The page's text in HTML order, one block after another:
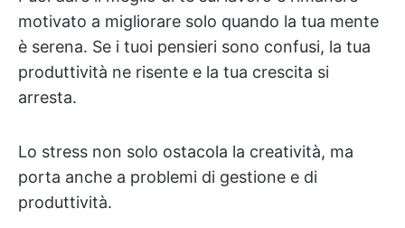
motivato a migliorare solo quando la tua mente
è serena. Se i tuoi pensieri sono confusi, la tua
produttività ne risente e la tua crescita si
arresta.
Lo stress non solo ostacola la creatività, ma
porta anche a problemi di gestione e di
produttività.